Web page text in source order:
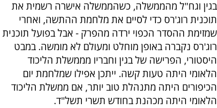
בגין וגח"ל מהממשלה, כשהממשלה אישרה רשמית את
תוכנית רוג'רס כדי לסיים את מלחמת ההתשה, ואחרי
שמזימת ההסדר הכפוי ירדה מהפרק - אבל בפועל תוכנית
רוג'רס נקברה באופן מוחלט ומעולם לא מומשה. במבט
היסטורי, הפרישה של בגין וחבריו מממשלת הליכוד
הלאומי היתה טעות קשה. ייתכן אפילו שמלחמת יום
הכיפורים היתה מתנהלת טוב יותר, אם ממשלת הליכוד
הלאומי היתה מכהנת בחודש תשרי תשל"ד.